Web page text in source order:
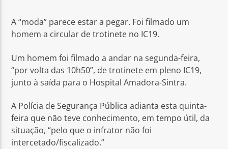
Rádio No ar
A “moda” parece estar a pegar. Foi filmado um
homem a circular de trotinete no IC19.
Um homem foi filmado a andar na segunda-feira,
“por volta das 10h50”, de trotinete em pleno IC19,
junto à saída para o Hospital Amadora-Sintra.
A Polícia de Segurança Pública adianta esta quinta-
feira ​que não teve conhecimento, em tempo útil, da
situação, “pelo que o infrator não foi
intercetado/fiscalizado.”